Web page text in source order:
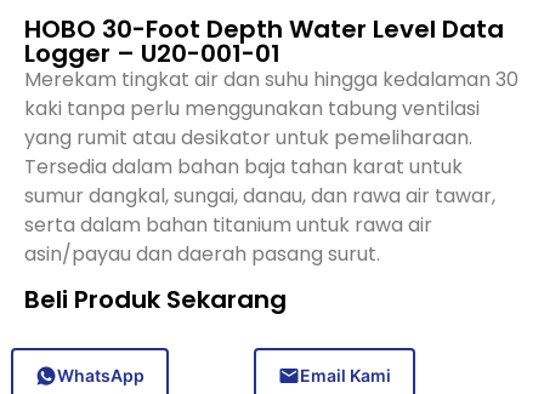
HOBO 30-Foot Depth Water Level Data
Logger – U20-001-01
Merekam tingkat air dan suhu hingga kedalaman 30
kaki tanpa perlu menggunakan tabung ventilasi
yang rumit atau desikator untuk pemeliharaan.
Tersedia dalam bahan baja tahan karat untuk
sumur dangkal, sungai, danau, dan rawa air tawar,
serta dalam bahan titanium untuk rawa air
asin/payau dan daerah pasang surut.
Beli Produk Sekarang
WhatsApp Email Kami